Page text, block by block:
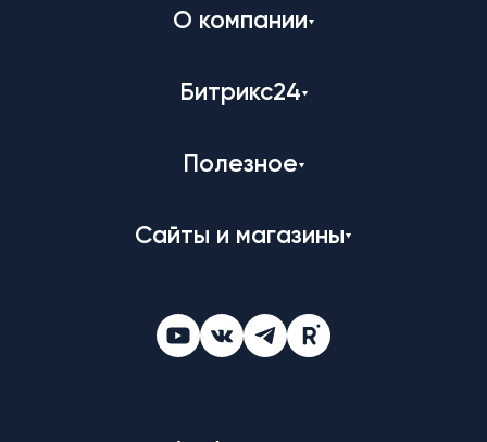
О компании
Битрикс24
Полезное
Сайты и магазины